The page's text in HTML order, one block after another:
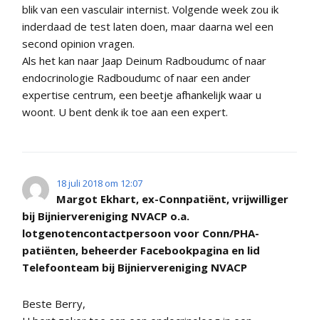
blik van een vasculair internist. Volgende week zou ik
inderdaad de test laten doen, maar daarna wel een
second opinion vragen.
Als het kan naar Jaap Deinum Radboudumc of naar
endocrinologie Radboudumc of naar een ander
expertise centrum, een beetje afhankelijk waar u
woont. U bent denk ik toe aan een expert.
18 juli 2018 om 12:07
Margot Ekhart, ex-Connpatiënt, vrijwilliger
bij Bijniervereniging NVACP o.a.
lotgenotencontactpersoon voor Conn/PHA-
patiënten, beheerder Facebookpagina en lid
Telefoonteam bij Bijniervereniging NVACP
Beste Berry,